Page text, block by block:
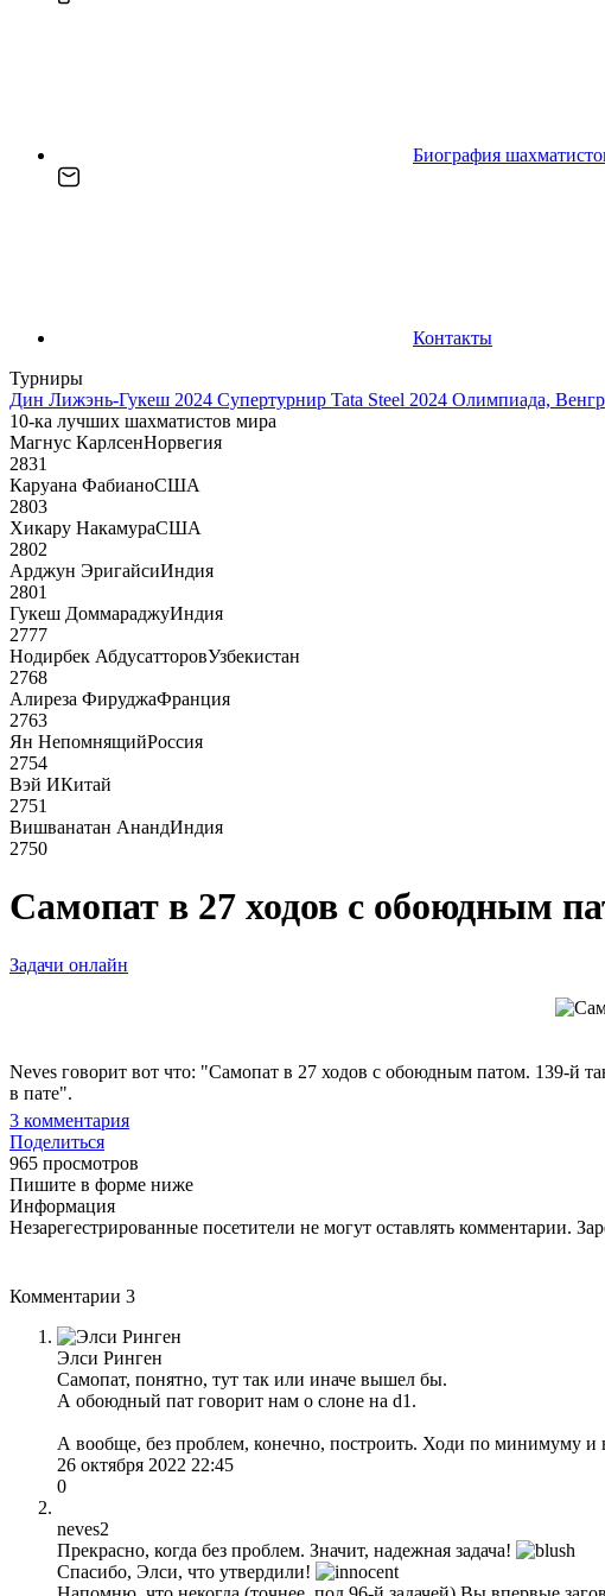
Биография
Контакты
Турниры
Дин Лижэнь-Гукеш 2024 Супертурнир Tata Steel 2024 Олимпиада,
10-ка лучших шахматистов мира
Магнус КарлсенНорвегия
2831
Каруана ФабианоСША
2803
Хикару НакамураСША
2802
Арджун ЭригайсиИндия
2801
Гукеш ДоммараджуИндия
2777
Нодирбек АбдусатторовУзбекистан
2768
Алиреза ФируджаФранция
2763
Ян НепомнящийРоссия
2754
Вэй ИКитай
2751
Вишванатан АнандИндия
2750
Самопат в 27 ходов с обоюдным
Задачи онлайн
Neves говорит вот что: "Самопат в 27 ходов с обоюдным патом. 139-й
в пате".
3 комментария
Поделиться
965 просмотров
Пишите в форме ниже
Информация
Незарегестрированные посетители не могут оставлять комментарии.
Комментарии 3
Элси Ринген
Самопат, понятно, тут так или иначе вышел бы.
А обоюдный пат говорит нам о слоне на d1.
А вообще, без проблем, конечно, построить. Ходи по минимуму и
26 октября 2022 22:45
0
neves2
Прекрасно, когда без проблем. Значит, надежная задача!
Спасибо, Элси, что утвердили!